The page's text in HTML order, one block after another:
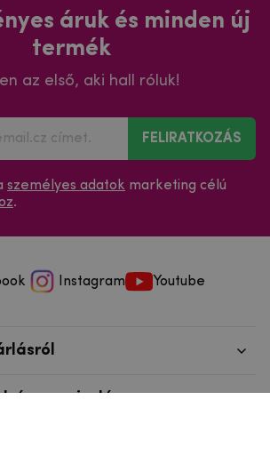
áruk és minden új
termék
az első, aki hall róluk!
FELIRATKOZÁS
személyes adatok marketing célú
.
Instagram Youtube